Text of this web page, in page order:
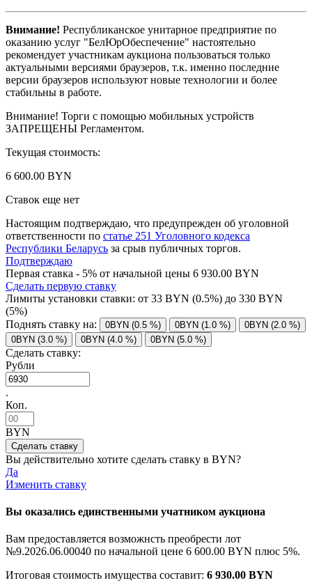
Внимание! Республиканское унитарное предприятие по
оказанию услуг "БелЮрОбеспечение" настоятельно
рекомендует участникам аукциона пользоваться только
актуальными версиями браузеров, т.к. именно последние
версии браузеров используют новые технологии и более
стабильны в работе.
Внимание! Торги с помощью мобильных устройств
ЗАПРЕЩЕНЫ Регламентом.
Текущая стоимость:
6 600.00 BYN
Ставок еще нет
Настоящим подтверждаю, что предупрежден об уголовной
ответственности по статье 251 Уголовного кодекса
Республики Беларусь за срыв публичных торгов.
Подтверждаю
Первая ставка - 5% от начальной цены 6 930.00 BYN
Сделать первую ставку
Лимиты установки ставки: от 33 BYN (0.5%) до 330 BYN
(5%)
Поднять ставку на:
0BYN (0.5 %) 0BYN (1.0 %)
0BYN (2.0 %)
0BYN (3.0 %)
0BYN (4.0 %) 0BYN (5.0 %)
Сделать ставку:
Рубли
.
Коп.
BYN
Вы действительно хотите сделать ставку в BYN?
Да
Изменить ставку
Вы оказались единственными учатником аукциона
Вам предоставляется возможнсть преобрести лот
№9.2026.06.00040 по начальной цене 6 600.00 BYN плюс 5%.
Итоговая стоимость имущества составит: 6 930.00 BYN